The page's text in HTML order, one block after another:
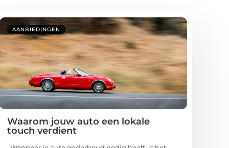
AANBIEDINGEN
Waarom jouw auto een lokale
touch verdient